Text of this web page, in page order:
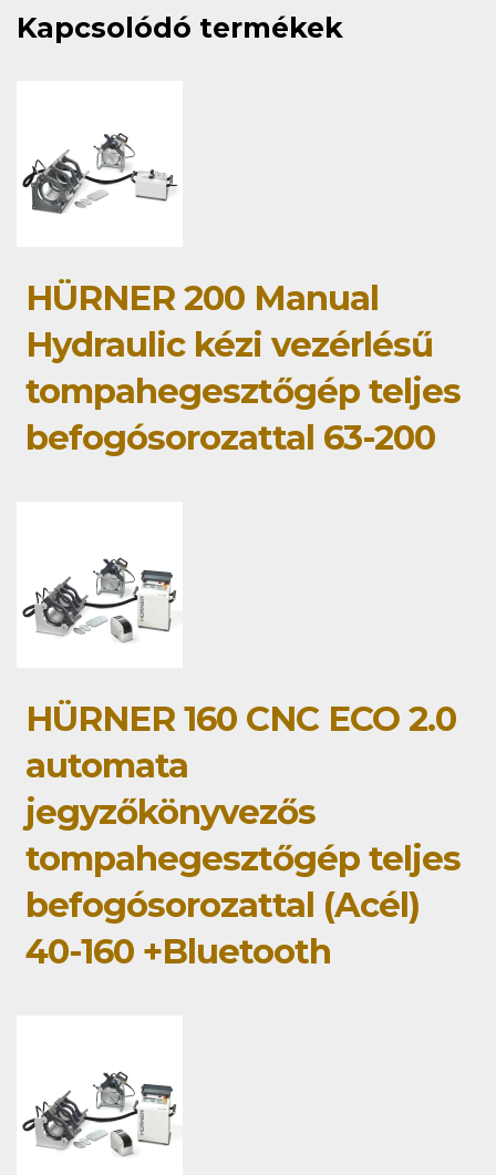
Kapcsolódó termékek
HÜRNER 200 Manual
Hydraulic kézi vezérlésű
tompahegesztőgép teljes
befogósorozattal 63-200
HÜRNER 160 CNC ECO 2.0
automata
jegyzőkönyvezős
tompahegesztőgép teljes
befogósorozattal (Acél)
40-160 +Bluetooth